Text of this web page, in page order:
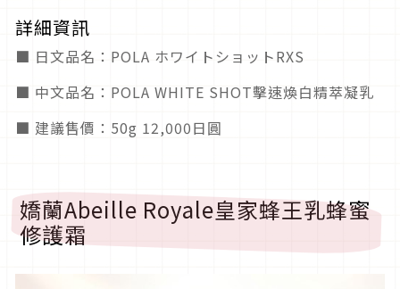
詳細資訊
■ 日文品名：POLA ホワイトショットRXS
■ 中文品名：POLA WHITE SHOT擊速煥白精萃凝乳
■ 建議售價：50g 12,000日圓
嬌蘭Abeille Royale皇家蜂王乳蜂蜜
修護霜